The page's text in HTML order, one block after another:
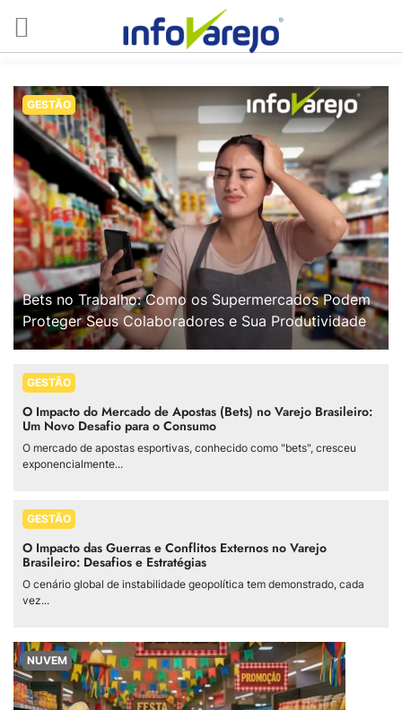
GESTÃO
Bets no Trabalho: Como os Supermercados Podem
Proteger Seus Colaboradores e Sua Produtividade
GESTÃO
O Impacto do Mercado de Apostas (Bets) no Varejo Brasileiro:
Um Novo Desafio para o Consumo
O mercado de apostas esportivas, conhecido como "bets", cresceu
exponencialmente...
GESTÃO
O Impacto das Guerras e Conflitos Externos no Varejo
Brasileiro: Desafios e Estratégias
O cenário global de instabilidade geopolítica tem demonstrado, cada
vez...
NUVEM